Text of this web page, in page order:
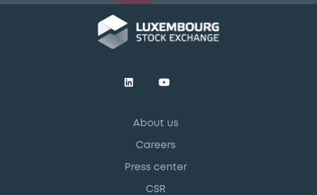
About us
Careers
Press center
CSR